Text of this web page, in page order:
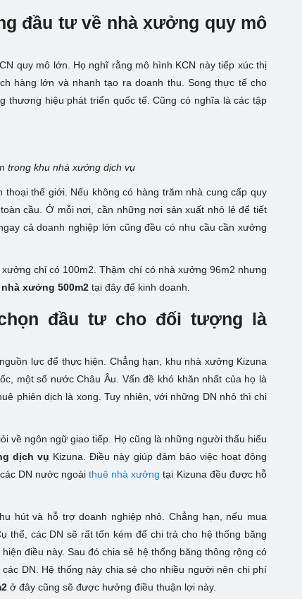
đầu tư về nhà xưởng quy mô
quy mô lớn. Họ nghĩ rằng mô hình KCN này tiếp xúc thị
hàng lớn và nhanh tạo ra doanh thu. Song thực tế cho
thương hiệu phát triển quốc tế. Cũng có nghĩa là các tập
trong khu nhà xưởng dịch vụ
thế giới. Nếu không có hàng trăm nhà cung cấp quy
cầu. Ở mỗi nơi, cần những nơi sản xuất nhỏ lẻ để tiết
cả doanh nghiệp lớn cũng đều có nhu cầu cần xưởng
chỉ có 100m2. Thậm chí có nhà xưởng 96m2 nhưng
xưởng 500m2 tại đây để kinh doanh.
đầu tư cho đối tượng là
lực để thực hiện. Chẳng hạn, khu nhà xưởng Kizuna
một số nước Châu Âu. Vấn đề khó khăn nhất của họ là
phiên dịch là xong. Tuy nhiên, với những DN nhỏ thì chi
về ngôn ngữ giao tiếp. Họ cũng là những người thấu hiểu
dịch vụ Kizuna. Điều này giúp đảm bảo việc hoạt động
DN nước ngoàithuê nhà xưởng tại Kizuna đều được hỗ
hút và hỗ trợ doanh nghiệp nhỏ. Chẳng hạn, nếu mua
thể, các DN sẽ rất tốn kém để chi trả cho hệ thống băng
điều này. Sau đó chia sẻ hệ thống băng thông rộng có
DN. Hệ thống này chia sẻ cho nhiều người nên chi phí
ở đây cũng sẽ được hưởng điều thuận lợi này.